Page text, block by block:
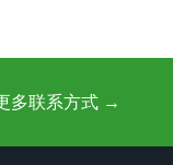
多联系方式 →